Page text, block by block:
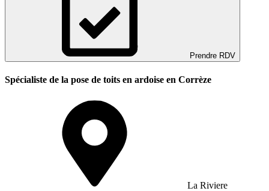
Prendre RDV
Spécialiste de la pose de toits en ardoise en Corrèze
La Riviere